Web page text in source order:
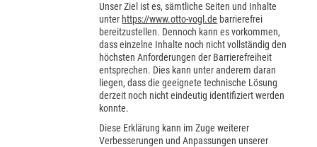
Unser Ziel ist es, sämtliche Seiten und Inhalte
unter https://www.otto-vogl.de barrierefrei
bereitzustellen. Dennoch kann es vorkommen,
dass einzelne Inhalte noch nicht vollständig den
höchsten Anforderungen der Barrierefreiheit
entsprechen. Dies kann unter anderem daran
liegen, dass die geeignete technische Lösung
derzeit noch nicht eindeutig identifiziert werden
konnte.
Diese Erklärung kann im Zuge weiterer
Verbesserungen und Anpassungen unserer